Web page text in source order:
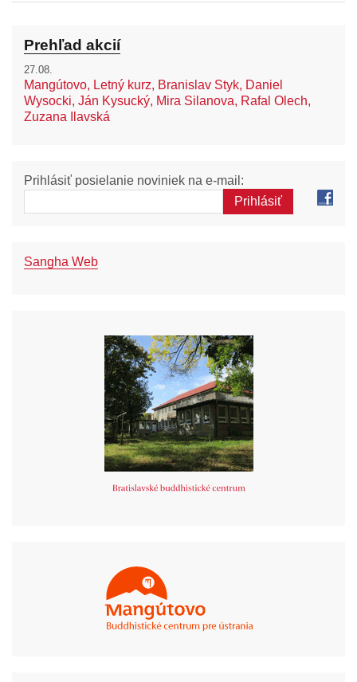
Prehľad akcií
27.08.
Mangútovo, Letný kurz, Branislav Styk, Daniel
Wysocki, Ján Kysucký, Mira Silanova, Rafal Olech,
Zuzana Ilavská
Prihlásiť posielanie noviniek na e-mail:
Sangha Web